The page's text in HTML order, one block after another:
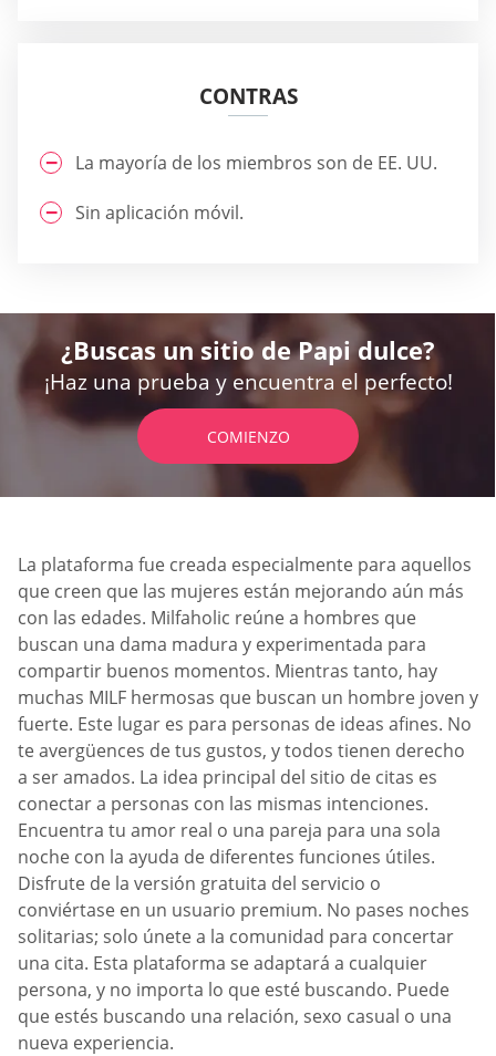
CONTRAS
La mayoría de los miembros son de EE. UU.
Sin aplicación móvil.
¿Buscas un sitio de Papi dulce?
¡Haz una prueba y encuentra el perfecto!
COMIENZO
La plataforma fue creada especialmente para aquellos
que creen que las mujeres están mejorando aún más
con las edades. Milfaholic reúne a hombres que
buscan una dama madura y experimentada para
compartir buenos momentos. Mientras tanto, hay
muchas MILF hermosas que buscan un hombre joven y
fuerte. Este lugar es para personas de ideas afines. No
te avergüences de tus gustos, y todos tienen derecho
a ser amados. La idea principal del sitio de citas es
conectar a personas con las mismas intenciones.
Encuentra tu amor real o una pareja para una sola
noche con la ayuda de diferentes funciones útiles.
Disfrute de la versión gratuita del servicio o
conviértase en un usuario premium. No pases noches
solitarias; solo únete a la comunidad para concertar
una cita. Esta plataforma se adaptará a cualquier
persona, y no importa lo que esté buscando. Puede
que estés buscando una relación, sexo casual o una
nueva experiencia.